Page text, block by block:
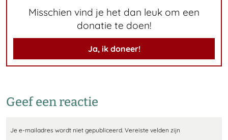
Misschien vind je het dan leuk om een
donatie te doen!
Ja, ik doneer!
Geef een reactie
Je e-mailadres wordt niet gepubliceerd. Vereiste velden zijn